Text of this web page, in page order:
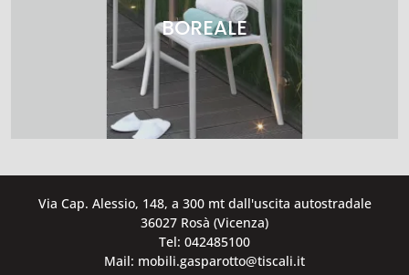
BOREALE
Via Cap. Alessio, 148, a 300 mt dall'uscita autostradale
36027 Rosà (Vicenza)
Tel: 042485100
Mail: mobili.gasparotto@tiscali.it